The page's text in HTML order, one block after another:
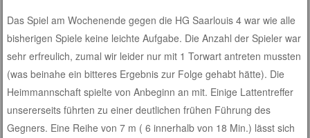
Das Spiel am Wochenende gegen die HG Saarlouis 4 war wie alle
bisherigen Spiele keine leichte Aufgabe. Die Anzahl der Spieler war
sehr erfreulich, zumal wir leider nur mit 1 Torwart antreten mussten
(was beinahe ein bitteres Ergebnis zur Folge gehabt hätte). Die
Heimmannschaft spielte von Anbeginn an mit. Einige Lattentreffer
unsererseits führten zu einer deutlichen frühen Führung des
Gegners. Eine Reihe von 7 m ( 6 innerhalb von 18 Min.) lässt sich